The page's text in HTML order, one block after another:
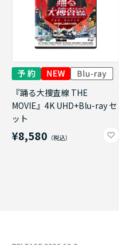
『踊る大捜査線 THE
MOVIE』4K UHD+Blu-ray セ
ット
¥8,580